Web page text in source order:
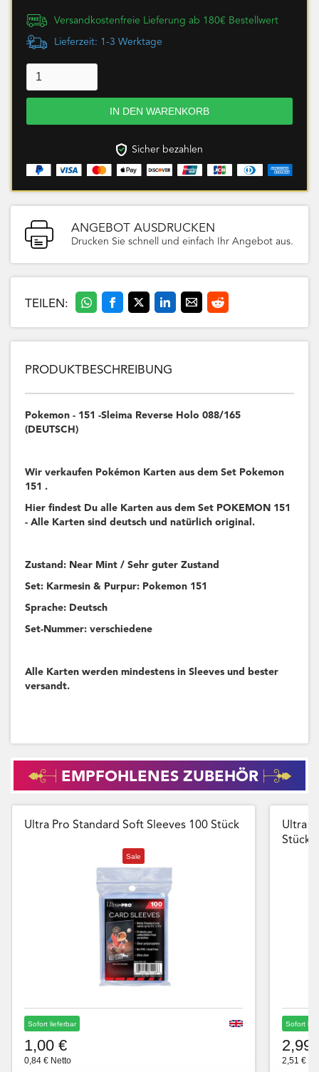
Versandkostenfreie Lieferung ab 180€ Bestellwert
Lieferzeit: 1-3 Werktage
Sicher bezahlen
ANGEBOT AUSDRUCKEN
Drucken Sie schnell und einfach Ihr Angebot aus.
TEILEN:
PRODUKTBESCHREIBUNG
Pokemon - 151 -Sleima Reverse Holo 088/165
(DEUTSCH)
Wir verkaufen Pokémon Karten aus dem Set Pokemon
151 .
Hier findest Du alle Karten aus dem Set POKEMON 151
- Alle Karten sind deutsch und natürlich original.
Zustand: Near Mint / Sehr guter Zustand
Set: Karmesin & Purpur: Pokemon 151
Sprache: Deutsch
Set-Nummer: verschiedene
Alle Karten werden mindestens in Sleeves und bester
versandt.
EMPFOHLENES ZUBEHÖR
Ultra Pro Standard Soft Sleeves 100 Stück
Sale
Sofort lieferbar
1,00 €
0,84 € Netto
Ultra
Stück
Sofort
2,99
2,51 €